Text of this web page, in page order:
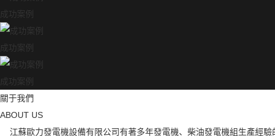
成功案例
成功案例
成功案例
關于我們
ABOUT US
江蘇歐力發電機設備有限公司有著多年發電機、柴油發電機組生產經